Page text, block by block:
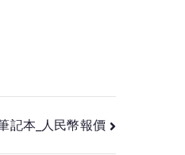
記本_人民幣報價